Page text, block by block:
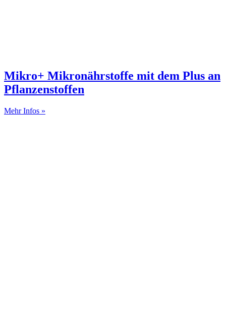
Mikro+ Mikronährstoffe mit dem Plus an
Pflanzenstoffen
Mehr Infos »